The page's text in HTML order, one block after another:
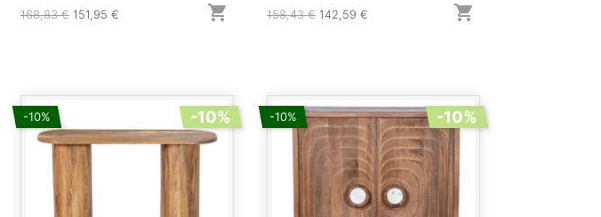
168,83 € 151,95 €  158,43 € 142,59 € 
-10% -10% -10% -10%